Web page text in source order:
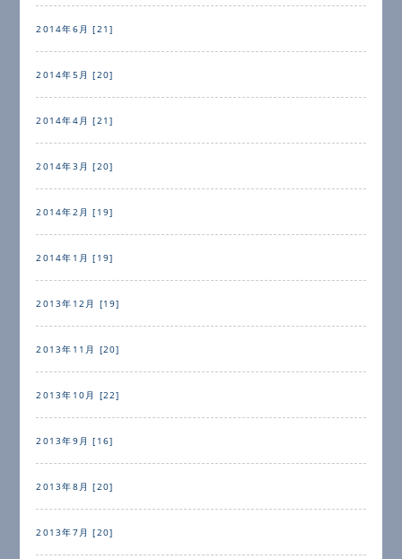
2014年6月 [21]
2014年5月 [20]
2014年4月 [21]
2014年3月 [20]
2014年2月 [19]
2014年1月 [19]
2013年12月 [19]
2013年11月 [20]
2013年10月 [22]
2013年9月 [16]
2013年8月 [20]
2013年7月 [20]